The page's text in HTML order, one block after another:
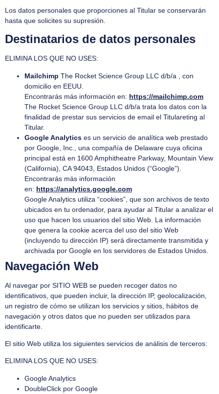
Los datos personales que proporciones al Titular se conservarán
hasta que solicites su supresión.
Destinatarios de datos personales
ELIMINA LOS QUE NO USES:
Mailchimp The Rocket Science Group LLC d/b/a , con
domicilio en EEUU.
Encontrarás más información en: https://mailchimp.com
The Rocket Science Group LLC d/b/a trata los datos con la
finalidad de prestar sus servicios de email el Titulareting al
Titular.
Google Analytics es un servicio de analítica web prestado
por Google, Inc., una compañía de Delaware cuya oficina
principal está en 1600 Amphitheatre Parkway, Mountain View
(California), CA 94043, Estados Unidos (“Google”).
Encontrarás más información
en: https://analytics.google.com
Google Analytics utiliza “cookies”, que son archivos de texto
ubicados en tu ordenador, para ayudar al Titular a analizar el
uso que hacen los usuarios del sitio Web. La información
que genera la cookie acerca del uso del sitio Web
(incluyendo tu dirección IP) será directamente transmitida y
archivada por Google en los servidores de Estados Unidos.
Navegación Web
Al navegar por SITIO WEB se pueden recoger datos no
identificativos, que pueden incluir, la dirección IP, geolocalización,
un registro de cómo se utilizan los servicios y sitios, hábitos de
navegación y otros datos que no pueden ser utilizados para
identificarte.
El sitio Web utiliza los siguientes servicios de análisis de terceros:
ELIMINA LOS QUE NO USES:
Google Analytics
DoubleClick por Google